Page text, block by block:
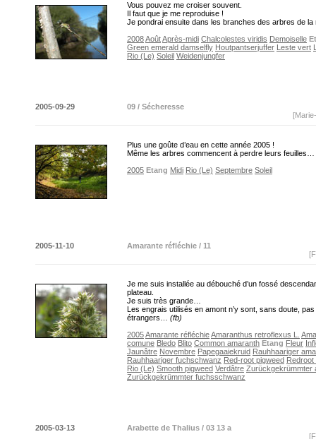
Vous pouvez me croiser souvent.
Il faut que je me reproduise !
Je pondrai ensuite dans les branches des arbres de
2008AoûtAprès-midi Chalcolestes viridis Demoiselle
Green emerald damselfly Houtpantserjuffer Leste vert
Rio (Le) Soleil Weidenjungfer
2005-09-29
09 / Sécheresse
Plus une goûte d’eau en cette année 2005 !
Même les arbres commencent à perdre leurs feuilles…
2005 Etang Midi Rio (Le) Septembre Soleil
2005-11-10
Amarante réfléchie / 11
Je me suis installée au débouché d’un fossé
plateau.
Je suis très grande…
Les engrais utilisés en amont n’y sont, sans doute, pas
étrangers… (fb)
2005Amarante réfléchieAmaranthus retroflexus L.
comune Bledo Blito Common amaranth Etang Fleur
Jaunâtre Novembre Papegaaiekruid Rauhhaariger
Rauhhaariger fuchschwanz Red-root pigweed Redroot
Rio (Le) Smooth pigweed Verdâtre Zurückgekrümmter
Zurückgekrümmter fuchsschwanz
2005-03-13
Arabette de Thalius / 03 13 a